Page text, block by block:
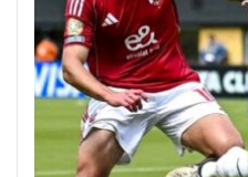
Secret
Secret
Secret